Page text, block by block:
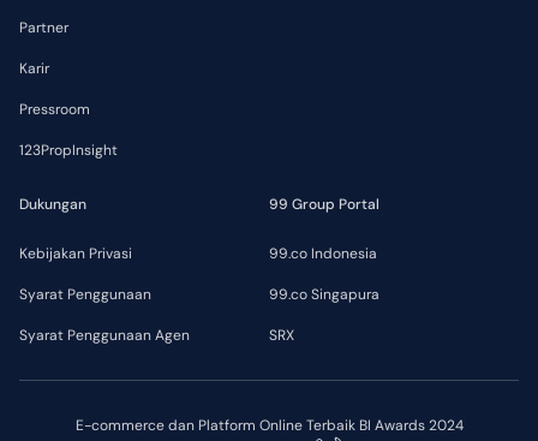
E-commerce dan Platform Online Terbaik BI Awards 2024
Partner
Karir
Pressroom
123PropInsight
Dukungan
Kebijakan Privasi
Syarat Penggunaan
Syarat Penggunaan Agen
99 Group Portal
99.co Indonesia
99.co Singapura
SRX